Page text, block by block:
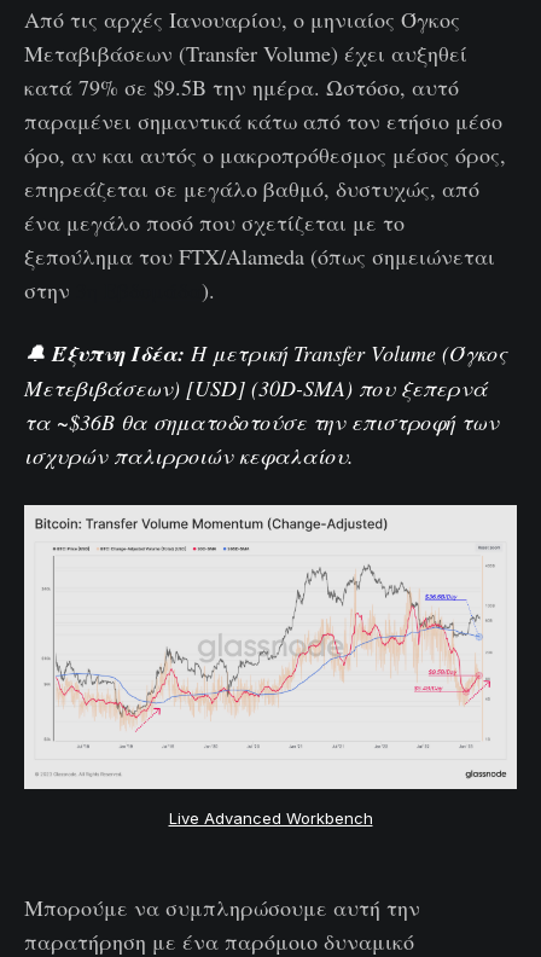
Από τις αρχές Ιανουαρίου, ο μηνιαίος Όγκος
Μεταβιβάσεων (Transfer Volume) έχει αυξηθεί
κατά 79% σε $9.5B την ημέρα. Ωστόσο, αυτό
παραμένει σημαντικά κάτω από τον ετήσιο μέσο
όρο, αν και αυτός ο μακροπρόθεσμος μέσος όρος,
επηρεάζεται σε μεγάλο βαθμό, δυστυχώς, από
ένα μεγάλο ποσό που σχετίζεται με το
ξεπούλημα του FTX/Alameda (όπως σημειώνεται
στην
).
🔔Έξυπνη Ιδέα: Η μετρική Transfer Volume (Όγκος
Μετεβιβάσεων) [USD] (30D-SMA) που ξεπερνά
τα ~$36B θα σηματοδοτούσε την επιστροφή των
ισχυρών παλιρροιών κεφαλαίου.
Live Advanced Workbench
Μπορούμε να συμπληρώσουμε αυτή την
παρατήρηση με ένα παρόμοιο δυναμικό